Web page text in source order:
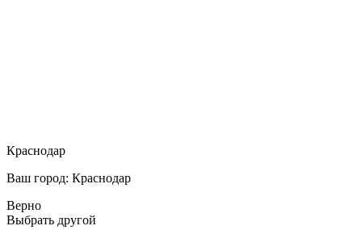
Краснодар
Ваш город: Краснодар
Верно
Выбрать другой